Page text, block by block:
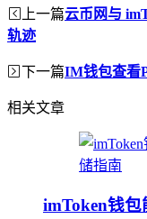
上一篇云币网与
轨迹
下一篇IM钱包查看
相关文章
imToken钱